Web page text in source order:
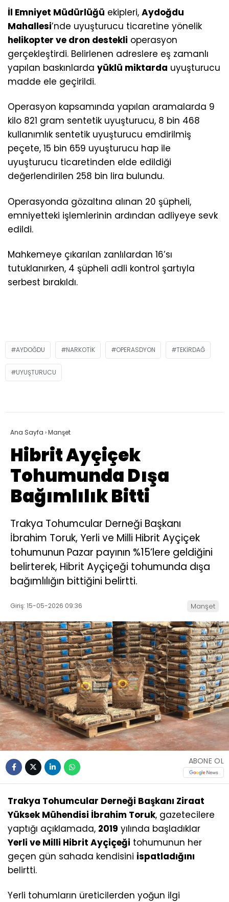
İl Emniyet Müdürlüğü ekipleri, Aydoğdu
Mahallesi’nde uyuşturucu ticaretine yönelik
helikopter ve dron destekli operasyon
gerçekleştirdi. Belirlenen adreslere eş zamanlı
yapılan baskınlarda yüklü miktarda uyuşturucu
madde ele geçirildi.
Operasyon kapsamında yapılan aramalarda 9
kilo 821 gram sentetik uyuşturucu, 8 bin 468
kullanımlık sentetik uyuşturucu emdirilmiş
peçete, 15 bin 659 uyuşturucu hap ile
uyuşturucu ticaretinden elde edildiği
değerlendirilen 258 bin lira bulundu.
Operasyonda gözaltına alınan 20 şüpheli,
emniyetteki işlemlerinin ardından adliyeye sevk
edildi.
Mahkemeye çıkarılan zanlılardan 16’sı
tutuklanırken, 4 şüpheli adli kontrol şartıyla
serbest bırakıldı.
AYDOĞDU NARKOTIK OPERASDYON TEKIRDAĞ
UYUŞTURUCU
Ana Sayfa ›Manşet
Hibrit Ayçiçek
Tohumunda Dışa
Bağımlılık Bitti
Trakya Tohumcular Derneği Başkanı
İbrahim Toruk, Yerli ve Milli Hibrit Ayçiçek
tohumunun Pazar payının %15’lere geldiğini
belirterek, Hibrit Ayçiçeği tohumunda dışa
bağımlılığın bittiğini belirtti.
Giriş: 15-05-2026 09:36 Manşet
ABONE OL
Trakya Tohumcular Derneği Başkanı Ziraat
Yüksek Mühendisi İbrahim Toruk, gazetecilere
yaptığı açıklamada, 2019 yılında başladıklar
Yerli ve Milli Hibrit Ayçiçeği tohumunun her
geçen gün sahada kendisini ispatladığını
belirtti.
Yerli tohumların üreticilerden yoğun ilgi